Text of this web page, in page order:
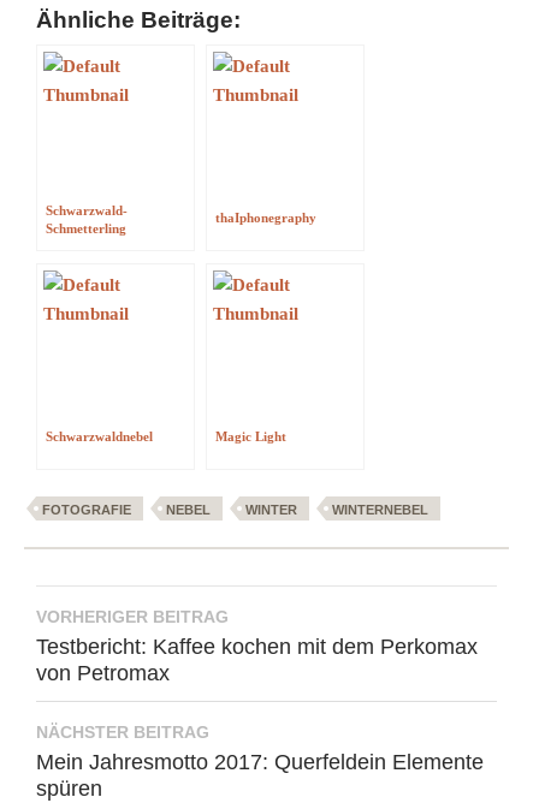
Ähnliche Beiträge:
Schwarzwald-
Schmetterling
thaIphonegraphy
Schwarzwaldnebel Magic Light
FOTOGRAFIE NEBEL WINTER WINTERNEBEL
Beitragsnavigation
VORHERIGER BEITRAG
Testbericht: Kaffee kochen mit dem Perkomax
von Petromax
NÄCHSTER BEITRAG
Mein Jahresmotto 2017: Querfeldein Elemente
spüren